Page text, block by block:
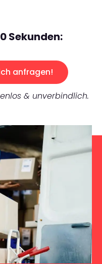
Sekunden:
anfragen!
& unverbindlich.